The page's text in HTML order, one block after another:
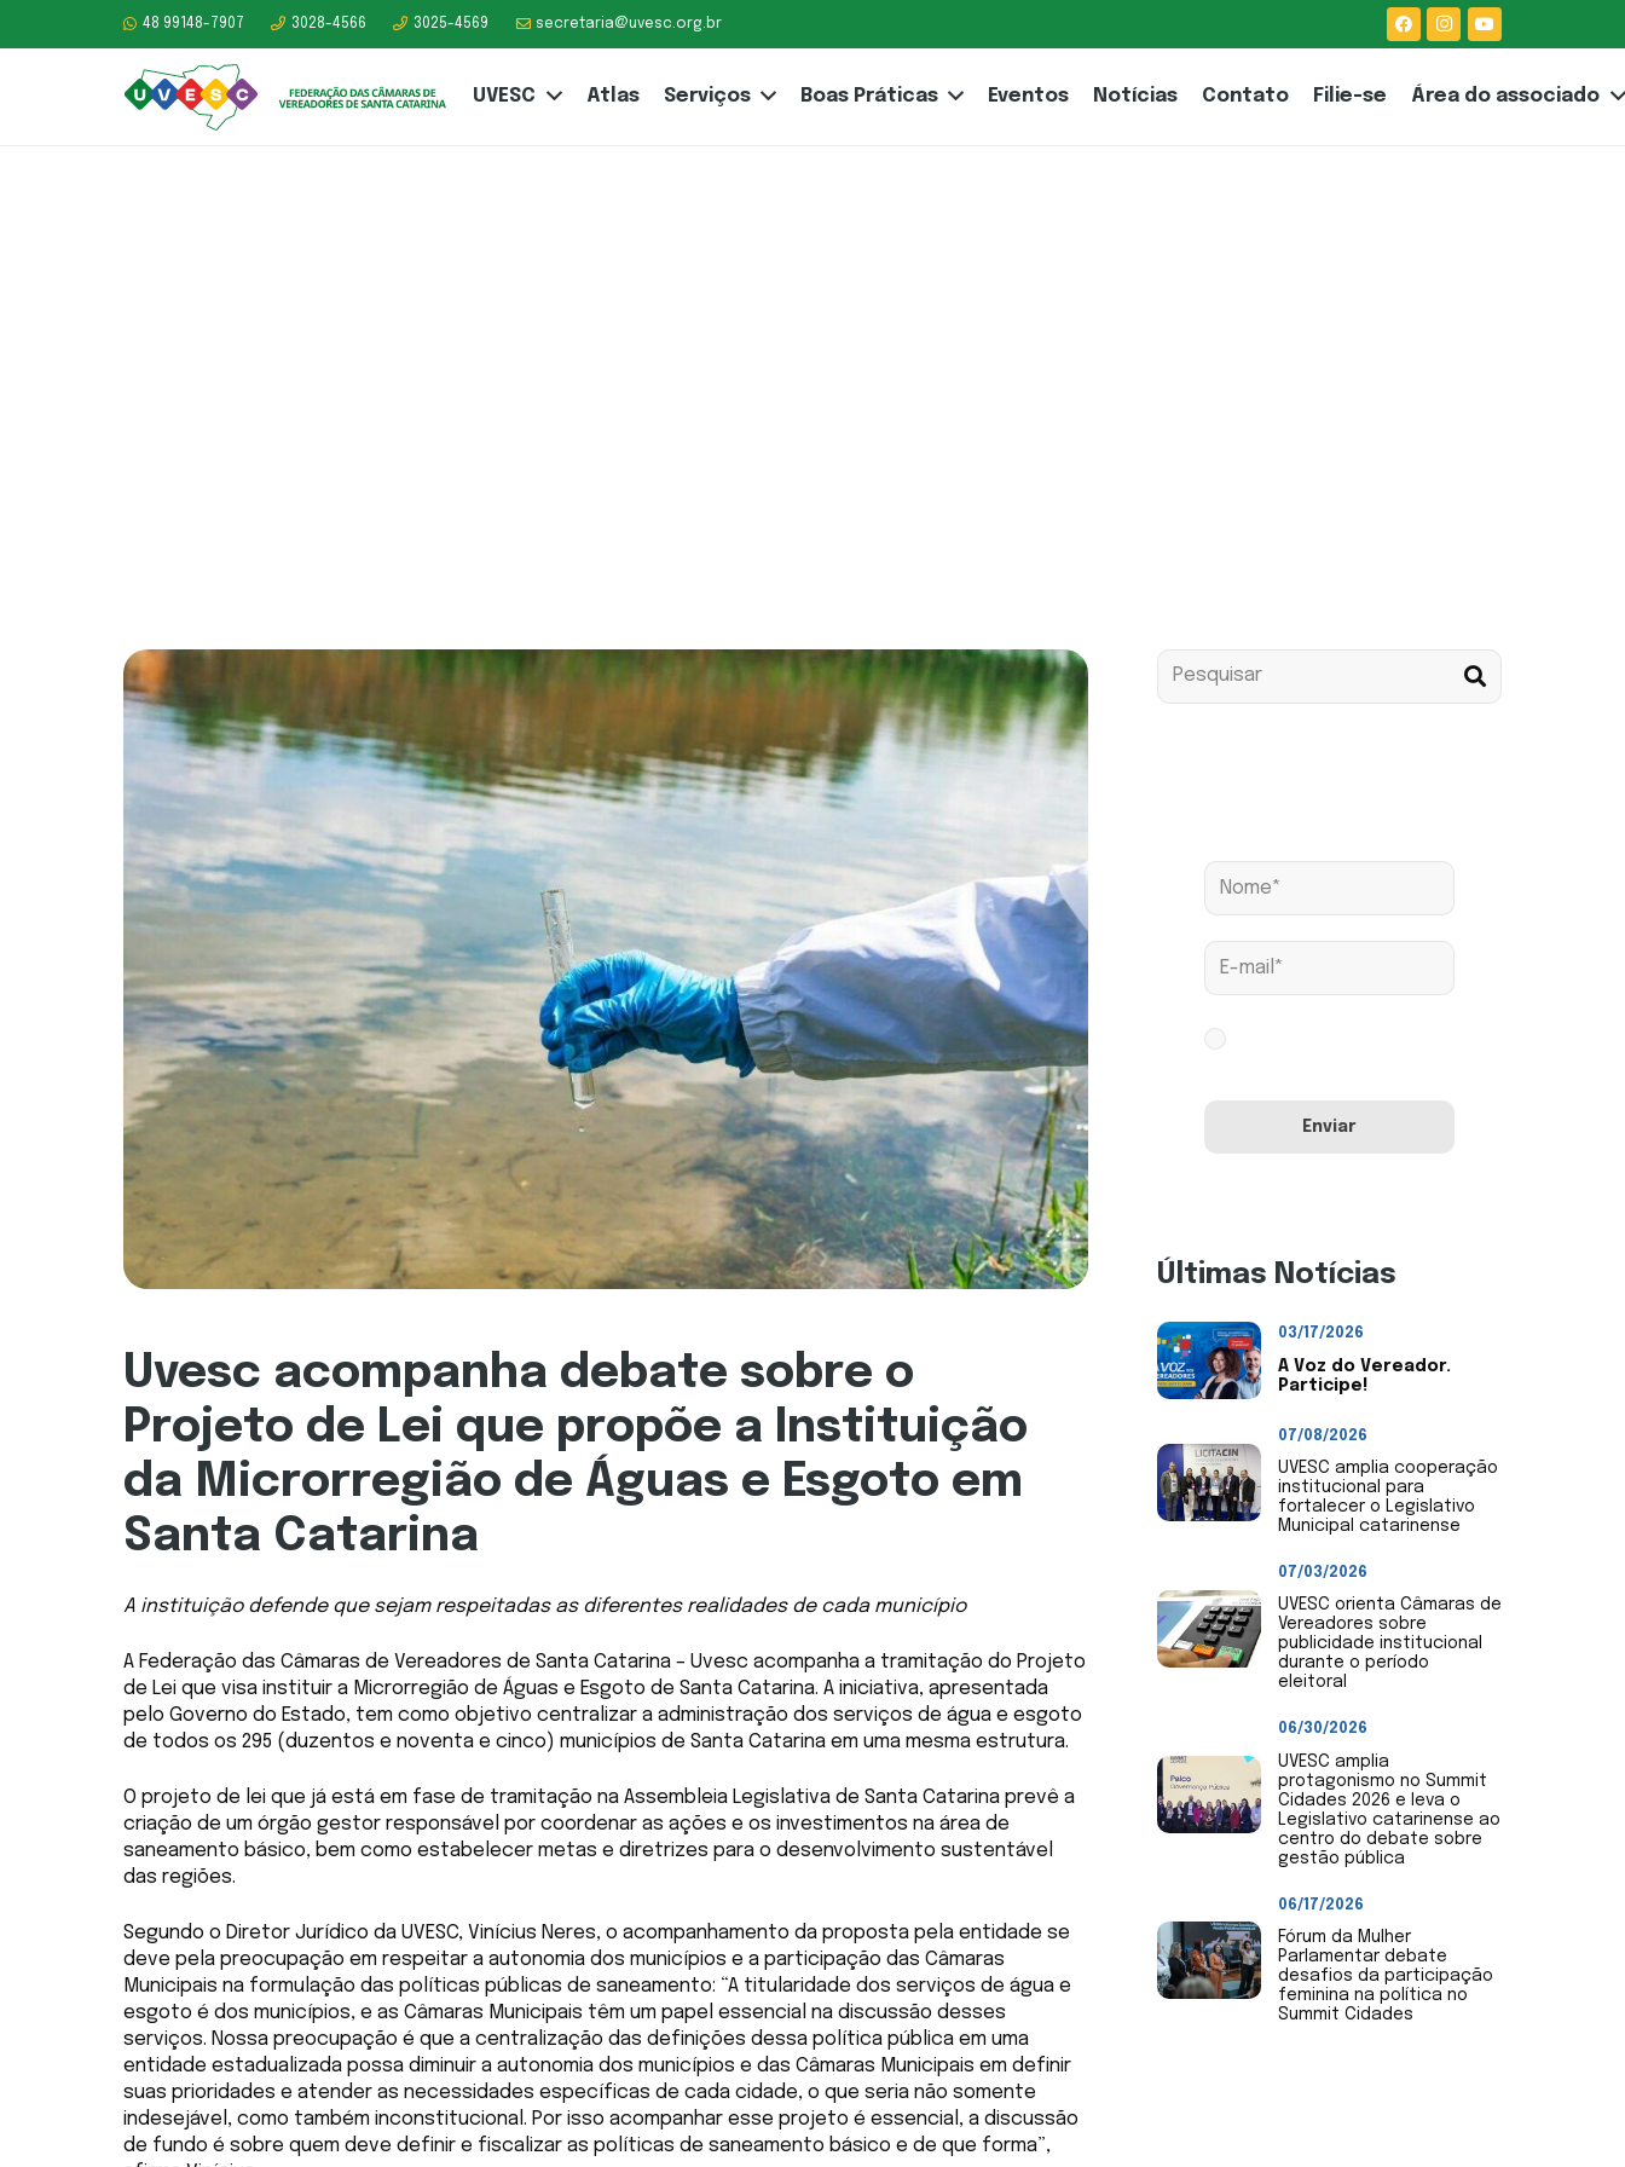
48 99148-7907 3028-4566 3025-4569 secretaria@uvesc.org.br
UVESC Atlas Serviços Boas Práticas Eventos Notícias Contato Filie-se Área do associado
Uvesc acompanha debate sobre o
Projeto de Lei que propõe a Instituição
da Microrregião de Águas e Esgoto em
Santa Catarina
A instituição defende que sejam respeitadas as diferentes realidades de cada município
A Federação das Câmaras de Vereadores de Santa Catarina – Uvesc acompanha a tramitação do Projeto
de Lei que visa instituir a Microrregião de Águas e Esgoto de Santa Catarina. A iniciativa, apresentada
pelo Governo do Estado, tem como objetivo centralizar a administração dos serviços de água e esgoto
de todos os 295 (duzentos e noventa e cinco) municípios de Santa Catarina em uma mesma estrutura.
O projeto de lei que já está em fase de tramitação na Assembleia Legislativa de Santa Catarina prevê a
criação de um órgão gestor responsável por coordenar as ações e os investimentos na área de
saneamento básico, bem como estabelecer metas e diretrizes para o desenvolvimento sustentável
das regiões.
Segundo o Diretor Jurídico da UVESC, Vinícius Neres, o acompanhamento da proposta pela entidade se
deve pela preocupação em respeitar a autonomia dos municípios e a participação das Câmaras
Municipais na formulação das políticas públicas de saneamento: “A titularidade dos serviços de água e
esgoto é dos municípios, e as Câmaras Municipais têm um papel essencial na discussão desses
serviços. Nossa preocupação é que a centralização das definições dessa política pública em uma
entidade estadualizada possa diminuir a autonomia dos municípios e das Câmaras Municipais em definir
suas prioridades e atender as necessidades específicas de cada cidade, o que seria não somente
indesejável, como também inconstitucional. Por isso acompanhar esse projeto é essencial, a discussão
de fundo é sobre quem deve definir e fiscalizar as políticas de saneamento básico e de que forma”,
Últimas Notícias
03/17/2026
A Voz do Vereador.
Participe!
07/08/2026
UVESC amplia cooperação
institucional para
fortalecer o Legislativo
Municipal catarinense
07/03/2026
UVESC orienta Câmaras de
Vereadores sobre
publicidade institucional
durante o período
eleitoral
06/30/2026
UVESC amplia
protagonismo no Summit
Cidades 2026 e leva o
Legislativo catarinense ao
centro do debate sobre
gestão pública
06/17/2026
Fórum da Mulher
Parlamentar debate
desafios da participação
feminina na política no
Summit Cidades